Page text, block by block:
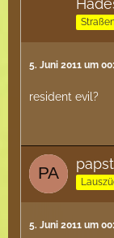
5. Juni 2011 um
resident evil?
papst
5. Juni 2011 um